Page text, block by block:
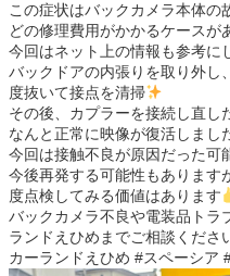
この症状はバックカメラ本体の
どの修理費用がかかるケースが
今回はネット上の情報も参考に
バックドアの内張りを取り外し
度抜いて接点を清掃
その後、カプラーを接続し直し
なんと正常に映像が復活しまし
今回は接触不良が原因だった可
今後再発する可能性もあります
度点検してみる価値はあります
バックカメラ不良や電装品トラ
ランドえひめまでご相談くださ
カーランドえひめ #スペーシア